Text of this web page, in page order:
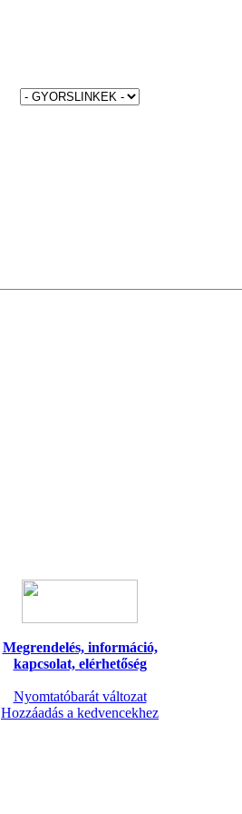
Megrendelés, információ,
kapcsolat, elérhetőség
Nyomtatóbarát változat
Hozzáadás a kedvencekhez